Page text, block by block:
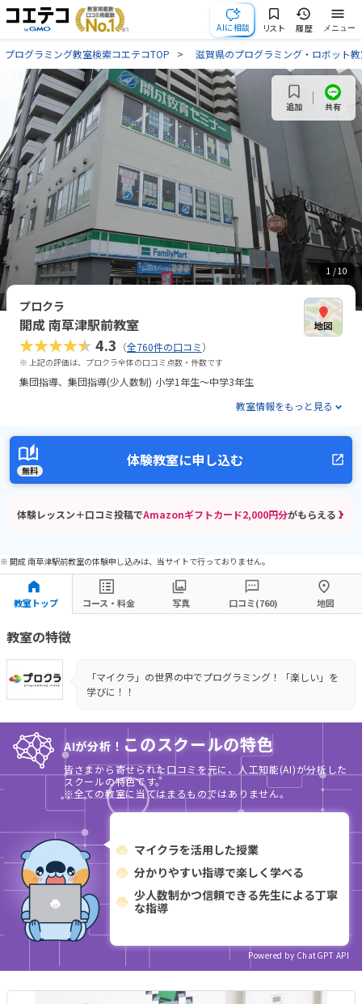
AIに相談 リスト 履歴 メニュー
プログラミング教室検索コエテコTOP 滋賀県のプログラミング・ロボット
1 / 10
追加 共有
プロクラ
開成 南草津駅前教室
★★★★★4.3 （全760件の口コミ）
※ 上記の評価は、プロクラ全体の口コミ点数・件数です
集団指導 集団指導(少人数制) 小学1年生～中学3年生
教室情報をもっと見る
無料
体験教室に申し込む
体験レッスン＋口コミ投稿でAmazonギフトカード2,000円分がもらえる！
※ 開成 南草津駅前教室の体験申し込みは、当サイトで行っておりません。
教室トップ コース・料金 写真 口コミ(760) 地図
教室の特徴
「マイクラ」の世界の中でプログラミング！「楽しい」を
学びに！！
AIが分析！ このスクールの特色
皆さまから寄せられた口コミを元に、人工知能(AI)が分析した
スクールの特色です。
※全ての教室に当てはまるものではありません。
マイクラを活用した授業
分かりやすい指導で楽しく学べる
少人数制かつ信頼できる先生による丁寧
な指導
Powered by ChatGPT API